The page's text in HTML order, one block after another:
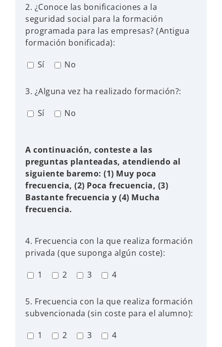
2. ¿Conoce las bonificaciones a la
seguridad social para la formación
programada para las empresas? (Antigua
formación bonificada):
Sí
No
3. ¿Alguna vez ha realizado formación?:
Sí
No
A continuación, conteste a las
preguntas planteadas, atendiendo al
siguiente baremo: (1) Muy poca
frecuencia, (2) Poca frecuencia, (3)
Bastante frecuencia y (4) Mucha
frecuencia.
4. Frecuencia con la que realiza formación
privada (que suponga algún coste):
1
2 3 4
5. Frecuencia con la que realiza formación
subvencionada (sin coste para el alumno):
1
2 3 4